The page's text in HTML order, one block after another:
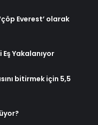
Everest’ olarak
Eş Yakalanıyor
bitirmek için 5,5